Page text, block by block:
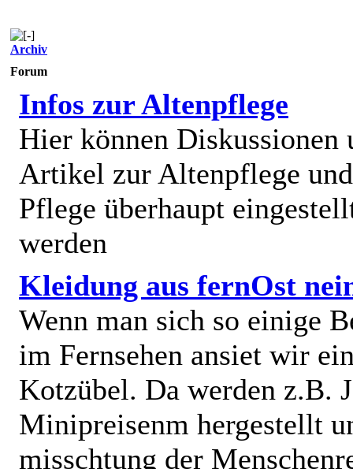
Archiv
Forum
Infos zur Altenpflege
Hier können Diskussionen
Artikel zur Altenpflege
Pflege überhaupt
werden
Kleidung aus fernOst
Wenn man sich so einige
im Fernsehen ansiet wir
Kotzübel. Da werden z.B.
Minipreisenm hergestellt
misschtung der